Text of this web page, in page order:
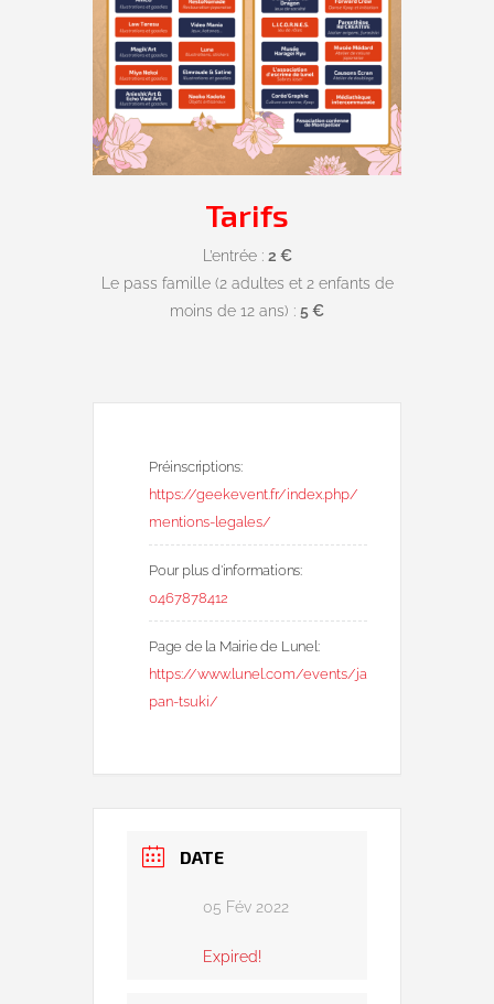
Tarifs
L’entrée : 2 €
Le pass famille (2 adultes et 2 enfants de
moins de 12 ans) : 5 €
Préinscriptions:
https://geekevent.fr/index.php/
mentions-legales/
Pour plus d'informations:
0467878412
Page de la Mairie de Lunel:
https://www.lunel.com/events/ja
pan-tsuki/
DATE
05 Fév 2022
Expired!